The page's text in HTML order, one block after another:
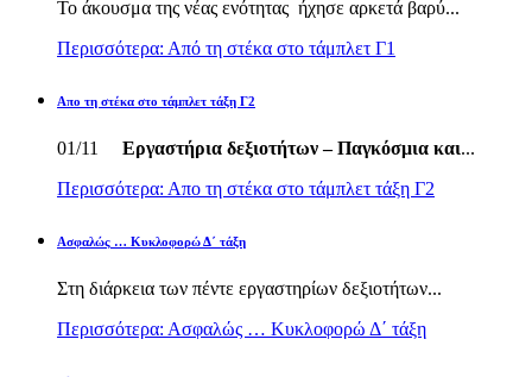
Το άκουσμα της νέας ενότητας ήχησε αρκετά βαρύ...
Περισσότερα: Από τη στέκα στο τάμπλετ Γ1
Απο τη στέκα στο τάμπλετ τάξη Γ2
01/11 Εργαστήρια δεξιοτήτων – Παγκόσμια και...
Περισσότερα: Απο τη στέκα στο τάμπλετ τάξη Γ2
Ασφαλώς … Κυκλοφορώ Δ΄ τάξη
Στη διάρκεια των πέντε εργαστηρίων δεξιοτήτων...
Περισσότερα: Ασφαλώς … Κυκλοφορώ Δ΄ τάξη